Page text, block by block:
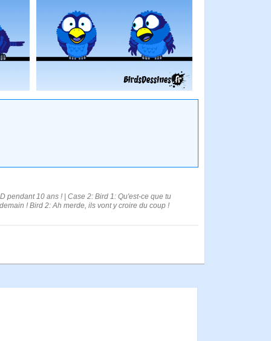
pendant 10 ans ! | Case 2: Bird 1: Qu'est-ce que tu
! Bird 2: Ah merde, ils vont y croire du coup !